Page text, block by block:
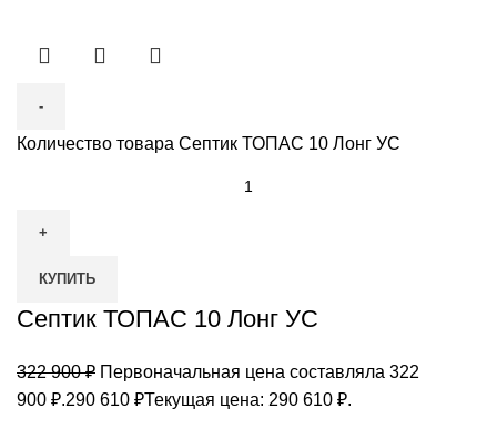
Количество товара Септик ТОПАС 10 Лонг УС
КУПИТЬ
Септик ТОПАС 10 Лонг УС
322 900₽ Первоначальная цена составляла 322
900 ₽.290 610 ₽Текущая цена: 290 610 ₽.